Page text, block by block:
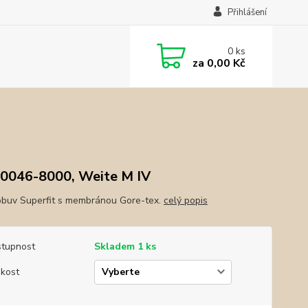
Přihlášení
0ks
za 0,00 Kč
8000, Weite M IV
Superfit s membránou Gore-tex. celý popis
Skladem 1 ks